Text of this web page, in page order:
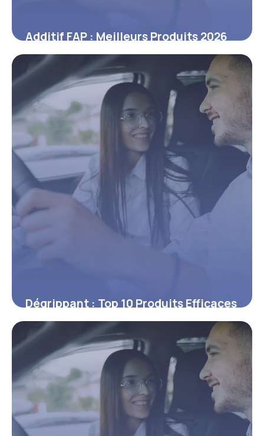
Additif FAP : Meilleurs Produits 2026
12 juin 2026
Dégrippant : Top 10 Produits Efficaces
2026
10 juin 2026